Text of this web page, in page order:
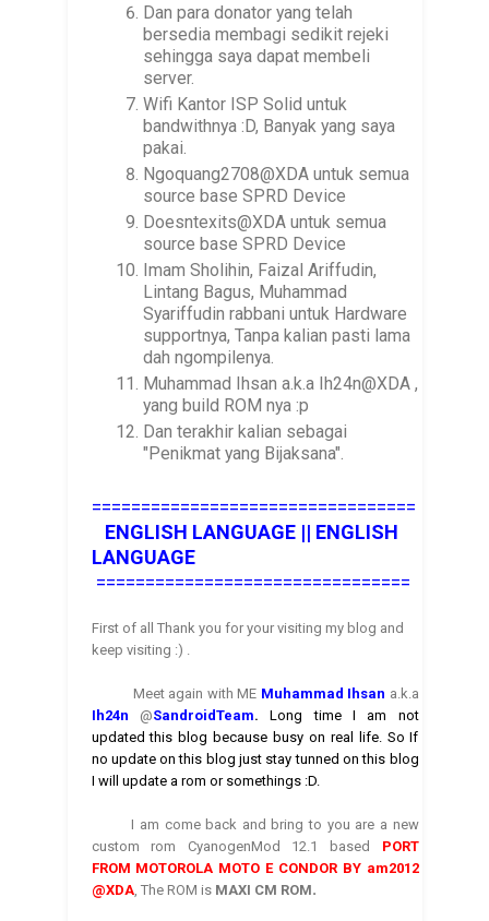
Dan para donator yang telah
bersedia membagi sedikit rejeki
sehingga saya dapat membeli
server.
Wifi Kantor ISP Solid untuk
bandwithnya :D, Banyak yang saya
pakai.
Ngoquang2708@XDA untuk semua
source base SPRD Device
Doesntexits@XDA untuk semua
source base SPRD Device
Imam Sholihin, Faizal Ariffudin,
Lintang Bagus, Muhammad
Syariffudin rabbani untuk Hardware
supportnya, Tanpa kalian pasti lama
dah ngompilenya.
Muhammad Ihsan a.k.a Ih24n@XDA ,
yang build ROM nya :p
Dan terakhir kalian sebagai
"Penikmat yang Bijaksana".
=================================
ENGLISH LANGUAGE || ENGLISH
LANGUAGE
================================
First of all Thank you for your visiting my blog and
keep visiting :) .
Meet again with ME Muhammad Ihsan a.k.a
Ih24n @SandroidTeam.Long time I am not
updated this blog because busy on real life. So If
no update on this blog just stay tunned on this blog
I will update a rom or somethings :D.
I am come back and bring to you are a new
custom rom CyanogenMod 12.1 based PORT
FROM MOTOROLA MOTO E CONDOR BY am2012
@XDA, The ROM is MAXI CM ROM.